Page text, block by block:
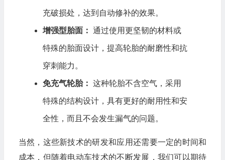
充破损处，达到自动修补的效果。
增强型胎面： 通过使用更坚韧的材料或
特殊的胎面设计，提高轮胎的耐磨性和抗
穿刺能力。
免充气轮胎： 这种轮胎不含空气，采用
特殊的结构设计，具有更好的耐用性和安
全性，而且不会发生漏气的问题。
当然，这些新技术的研发和应用还需要一定的时间和
成本，但随着电动车技术的不断发展，我们可以期待